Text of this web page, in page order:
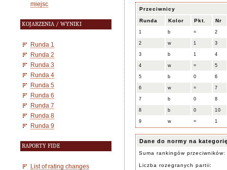
miejsc
KOJARZENIA / WYNIKI
Runda 1
Runda 2
Runda 3
Runda 4
Runda 5
Runda 6
Runda 7
Runda 8
Runda 9
RAPORTY FIDE
List of rating changes
Przeciwnicy
Runda Kolor Pkt. Nr
1 b = 2
2 w 1 3
3 b 1 4
4 w = 5
5 b 0 6
6 w = 7
7 b 0 8
8 b 0 10
9 w = 1
Dane do normy na
Suma rankingów przeciwników:
Liczba rozegranych partii: